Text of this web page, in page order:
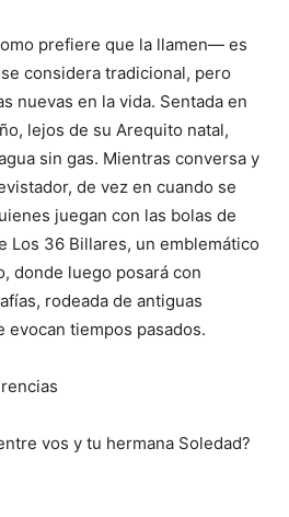
prefiere que la llamen— es
considera tradicional, pero
nuevas en la vida. Sentada en
lejos de su Arequito natal,
sin gas. Mientras conversa y
de vez en cuando se
juegan con las bolas de
Los 36 Billares, un emblemático
donde luego posará con
rodeada de antiguas
evocan tiempos pasados.
vos y tu hermana Soledad?